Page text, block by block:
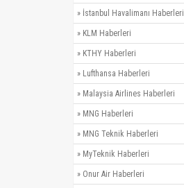
» İstanbul Havalimanı Haberleri
» KLM Haberleri
» KTHY Haberleri
» Lufthansa Haberleri
» Malaysia Airlines Haberleri
» MNG Haberleri
» MNG Teknik Haberleri
» MyTeknik Haberleri
» Onur Air Haberleri